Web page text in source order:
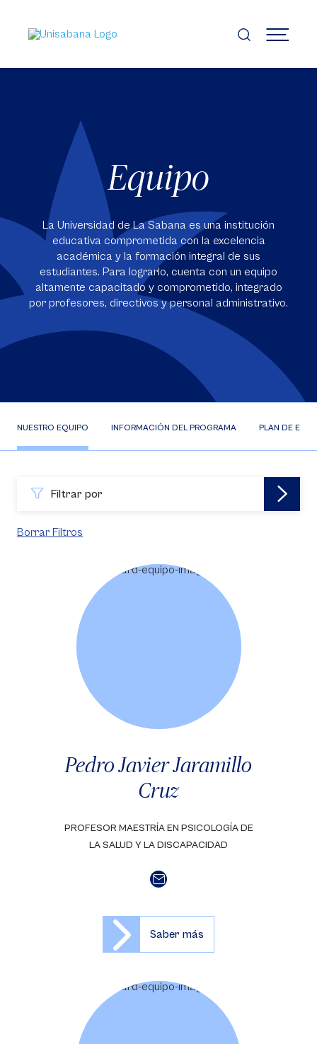
contenido
principal
MENÚ
Equipo
La Universidad de La Sabana es una institución
educativa comprometida con la excelencia
académica y la formación integral de sus
estudiantes. Para lograrlo, cuenta con un equipo
altamente capacitado y comprometido, integrado
por profesores, directivos y personal administrativo.
NUESTRO EQUIPO INFORMACIÓN DEL PROGRAMA PLAN DE
Filtrar por
Borrar Filtros
Pedro Javier Jaramillo
Cruz
PROFESOR MAESTRÍA EN PSICOLOGÍA DE
LA SALUD Y LA DISCAPACIDAD
Saber más